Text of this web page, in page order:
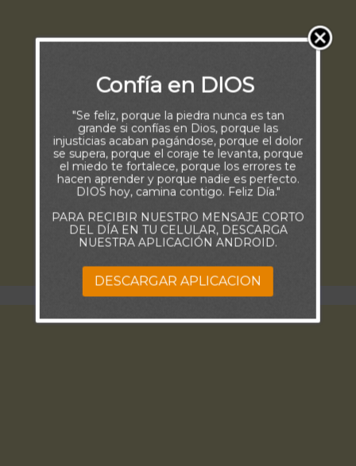
Confía en DIOS
"Se feliz, porque la piedra nunca es tan
grande si confías en Dios, porque las
injusticias acaban pagándose, porque el dolor
se supera, porque el coraje te levanta, porque
el miedo te fortalece, porque los errores te
hacen aprender y porque nadie es perfecto.
DIOS hoy, camina contigo. Feliz Día."
PARA RECIBIR NUESTRO MENSAJE CORTO
DEL DÍA EN TU CELULAR, DESCARGA
NUESTRA APLICACIÓN ANDROID.
DESCARGAR APLICACION